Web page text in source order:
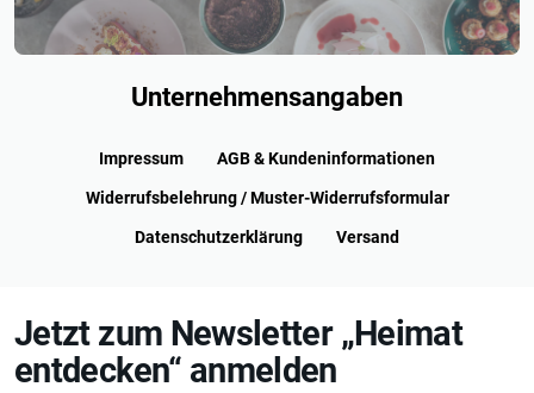
Unternehmensangaben
Impressum AGB & Kundeninformationen
Widerrufsbelehrung / Muster-Widerrufsformular
Datenschutzerklärung Versand
Jetzt zum Newsletter „Heimat
entdecken“ anmelden